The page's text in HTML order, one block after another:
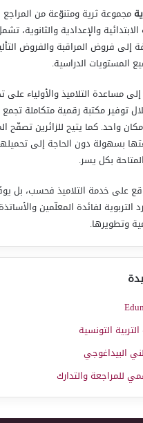
مجموعة ثرية ومتنوّعة من المراجع
الابتدائية والإعدادية والثانوية،
إلى فروض المراقبة والفروض
المستويات الدراسية.
مساعدة التلاميذ والأولياء على
توفير مكتبة رقمية متكاملة
واحد. كما يتيح للزائرين تصفّح
بسهولة دون الحاجة إلى
بكل يسر.
على خدمة التلاميذ فحسب، بل
التربوية لفائدة المعلّمين
وتطويرها.
التونسية
البيداغوجي
للمراجعة والتدارك